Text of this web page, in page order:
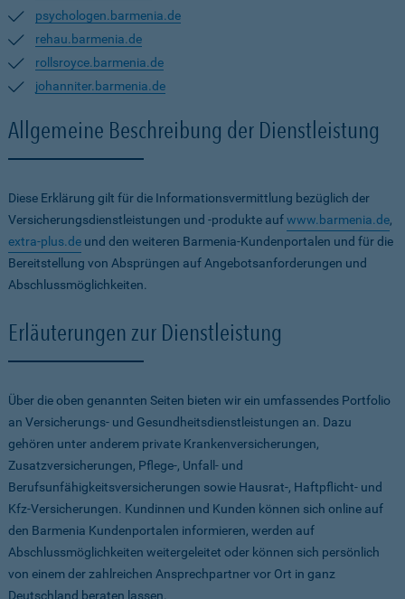
psychologen.barmenia.de
rehau.barmenia.de
rollsroyce.barmenia.de
johanniter.barmenia.de
Allgemeine Beschreibung der Dienstleistung
Diese Erklärung gilt für die Informationsvermittlung bezüglich der
Versicherungsdienstleistungen und -produkte aufwww.barmenia.de,
extra-plus.de und den weiteren Barmenia-Kundenportalen und für die
Bereitstellung von Absprüngen auf Angebotsanforderungen und
Abschlussmöglichkeiten.
Erläuterungen zur Dienstleistung
Über die oben genannten Seiten bieten wir ein umfassendes Portfolio
an Versicherungs- und Gesundheitsdienstleistungen an. Dazu
gehören unter anderem private Krankenversicherungen,
Zusatzversicherungen, Pflege-, Unfall- und
Berufsunfähigkeitsversicherungen sowie Hausrat-, Haftpflicht- und
Kfz-Versicherungen. Kundinnen und Kunden können sich online auf
den Barmenia Kundenportalen informieren, werden auf
Abschlussmöglichkeiten weitergeleitet oder können sich persönlich
von einem der zahlreichen Ansprechpartner vor Ort in ganz
Deutschland beraten lassen.